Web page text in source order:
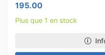
195.00
Plus que 1 en stock